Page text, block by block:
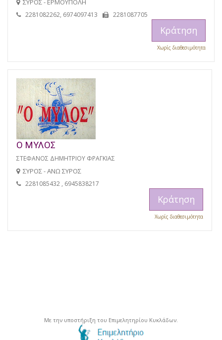
ΣΥΡΟΣ - ΕΡΜΟΥΠΟΛΗ
2281082262, 6974097413 2281087705
Κράτηση
Χωρίς διαθεσιμότητα
Ο ΜΥΛΟΣ
ΣΤΕΦΑΝΟΣ ΔΗΜΗΤΡΙΟΥ ΦΡΑΓΚΙΑΣ
ΣΥΡΟΣ - ΑΝΩ ΣΥΡΟΣ
2281085432 , 6945838217
Κράτηση
Χωρίς διαθεσιμότητα
Με την υποστήριξη του Επιμελητηρίου Κυκλάδων.